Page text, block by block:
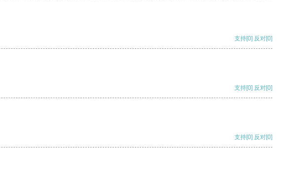
支持[0] 反对[0]
支持[0] 反对[0]
支持[0] 反对[0]